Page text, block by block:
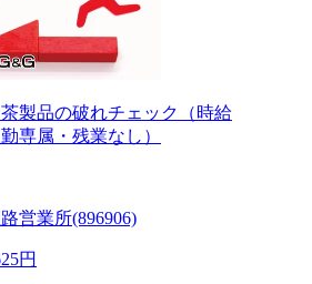
茶製品の破れチェック（時給
専属・残業なし）
営業所(896906)
円